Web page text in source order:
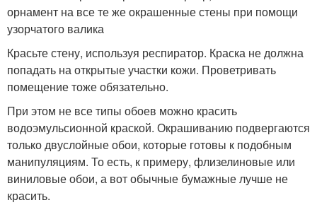
орнамент на все те же окрашенные стены при помощи
узорчатого валика
Красьте стену, используя респиратор. Краска не должна
попадать на открытые участки кожи. Проветривать
помещение тоже обязательно.
При этом не все типы обоев можно красить
водоэмульсионной краской. Окрашиванию подвергаются
только двуслойные обои, которые готовы к подобным
манипуляциям. То есть, к примеру, флизелиновые или
виниловые обои, а вот обычные бумажные лучше не
красить.